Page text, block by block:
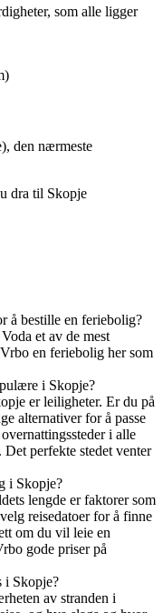
som alle ligger
den nærmeste
dra til Skopje
å bestille en feriebolig?
et av de mest
en feriebolig her som
i Skopje?
er leiligheter. Er du på
alternativer for å passe
i alle
perfekte stedet venter
i Skopje?
lengde er faktorer som
reisedatoer for å finne
om du vil leie en
gode priser på
i Skopje?
av stranden i